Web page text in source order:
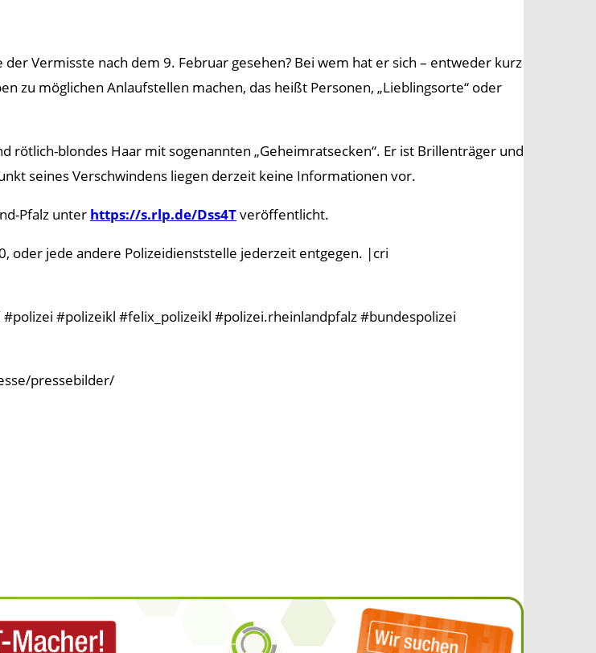
Vermisste nach dem 9. Februar gesehen? Bei wem hat er sich – entweder kurz
zu möglichen Anlaufstellen machen, das heißt Personen, „Lieblingsorte“ oder
blondes Haar mit sogenannten „Geheimratsecken“. Er ist Brillenträger und
seines Verschwindens liegen derzeit keine Informationen vor.
Pfalz unter https://s.rlp.de/Dss4Tveröffentlicht.
oder jede andere Polizeidienststelle jederzeit entgegen. |cri
#polizeikl #felix_polizeikl #polizei.rheinlandpfalz #bundespolizei
pressebilder/